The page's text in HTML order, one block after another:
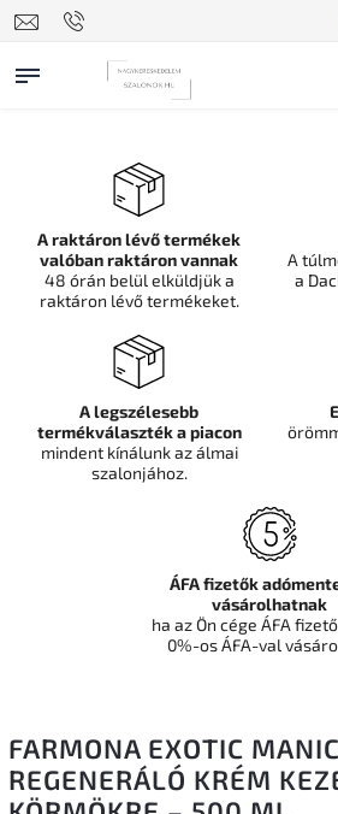
FARMONA EXOTIC
REGENERÁLÓ KRÉM
A raktáron lévő termékek
valóban raktáron vannak
48 órán belül elküldjük a
raktáron lévő termékeket.
A
a
A legszélesebb
termékválaszték a piacon
mindent kínálunk az álmai
szalonjához.
ÁFA fizetők
vásárolhatnak
ha az Ön cége ÁFA
0%-os ÁFA-val